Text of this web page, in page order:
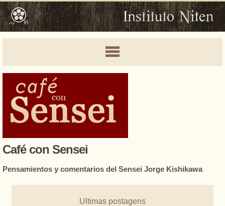
Café con Sensei
Pensamientos y comentarios del Sensei Jorge Kishikawa
Ultimas postagens